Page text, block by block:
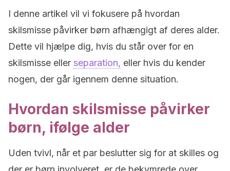
I denne artikel vil vi fokusere på hvordan
skilsmisse påvirker børn afhængigt af deres alder.
Dette vil hjælpe dig, hvis du står over for en
skilsmisse eller separation, eller hvis du kender
nogen, der går igennem denne situation.
Hvordan skilsmisse påvirker
børn, ifølge alder
Uden tvivl, når et par beslutter sig for at skilles og